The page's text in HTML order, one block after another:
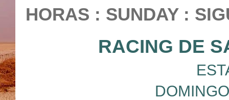
HORAS : SUNDAY :
RACING DE